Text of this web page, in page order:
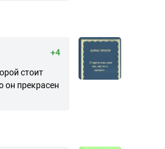
+4
стоит
он прекрасен